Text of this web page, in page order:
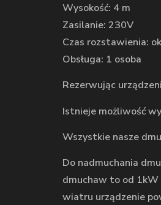
Wysokość: 4 m
Zasilanie: 230V
Czas rozstawienia:
Obsługa: 1 osoba
Rezerwując
Istnieje możliwość
Wszystkie nasze
Do nadmuchania
dmuchaw to od 1kW
wiatru urządzenie